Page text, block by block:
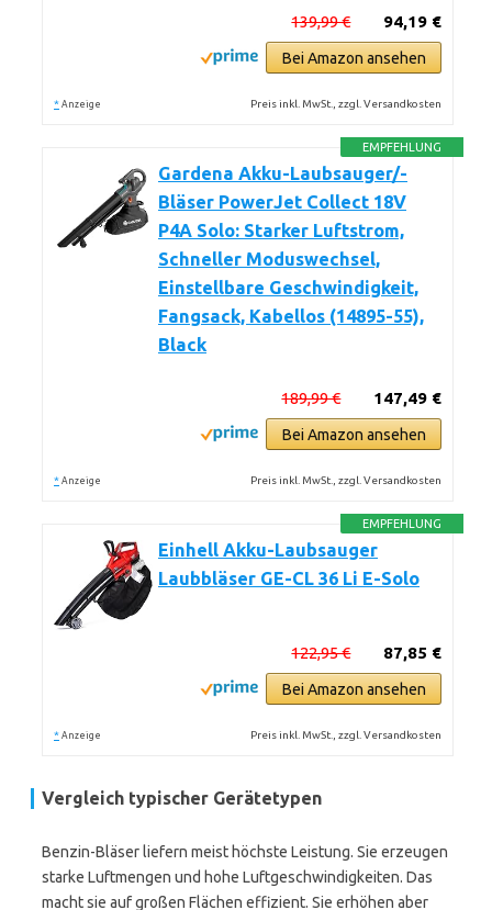
94,19 €
139,99 €
Bei Amazon ansehen
* Anzeige Preis inkl. MwSt., zzgl. Versandkosten
EMPFEHLUNG
Gardena Akku-Laubsauger/-
Bläser PowerJet Collect 18V
P4A Solo: Starker Luftstrom,
Schneller Moduswechsel,
Einstellbare Geschwindigkeit,
Fangsack, Kabellos (14895-55),
Black
147,49 €
189,99 €
Bei Amazon ansehen
* Anzeige Preis inkl. MwSt., zzgl. Versandkosten
EMPFEHLUNG
Einhell Akku-Laubsauger
Laubbläser GE-CL 36 Li E-Solo
87,85 €
122,95 €
Bei Amazon ansehen
* Anzeige Preis inkl. MwSt., zzgl. Versandkosten
Vergleich typischer Gerätetypen
Benzin-Bläser liefern meist höchste Leistung. Sie erzeugen
starke Luftmengen und hohe Luftgeschwindigkeiten. Das
macht sie auf großen Flächen effizient. Sie erhöhen aber